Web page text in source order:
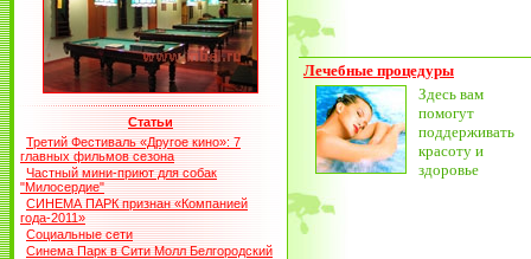
Статьи
Третий Фестиваль «Другое кино»: 7
главных фильмов сезона
Частный мини-приют для собак
"Милосердие"
СИНЕМА ПАРК признан «Компанией
года-2011»
Социальные сети
Синема Парк в Сити Молл Белгородский
Лечебные процедуры
Здесь вам
помогут
поддерживать
красоту и
здоровье